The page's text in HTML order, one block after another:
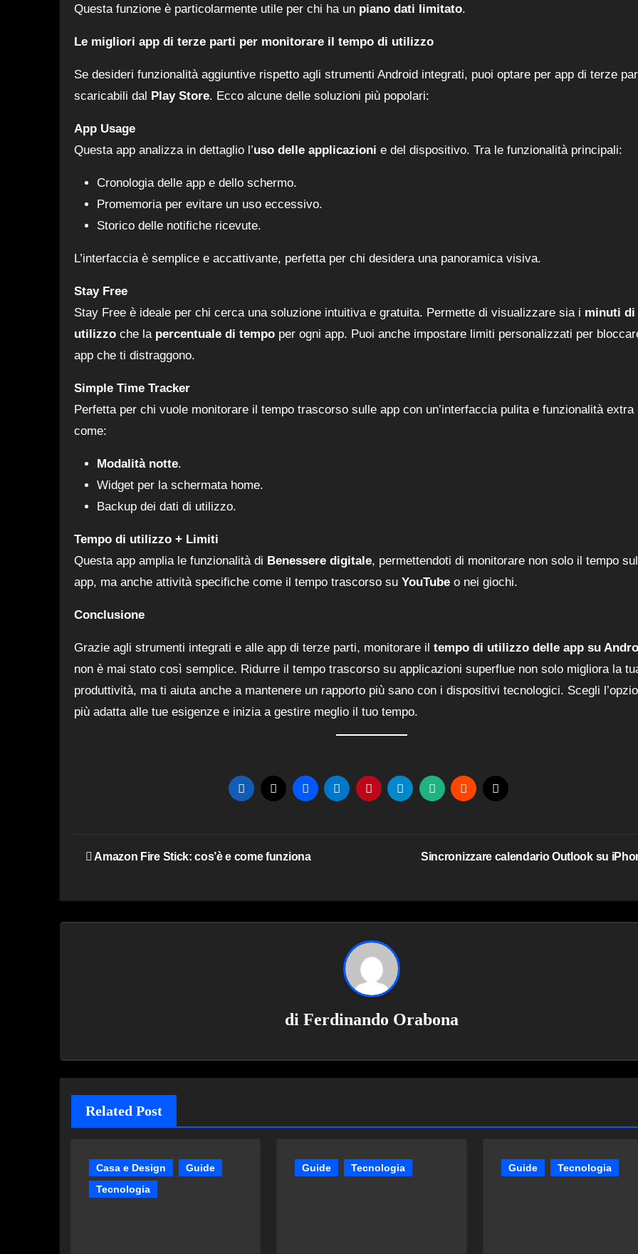
Questa funzione è particolarmente utile per chi ha un piano dati limitato.
Le migliori app di terze parti per monitorare il tempo di utilizzo
Se desideri funzionalità aggiuntive rispetto agli strumenti Android integrati, puoi optare per app di terze
scaricabili dal Play Store. Ecco alcune delle soluzioni più popolari:
App Usage
Questa app analizza in dettaglio l’uso delle applicazioni e del dispositivo. Tra le funzionalità principali:
Cronologia delle app e dello schermo.
Promemoria per evitare un uso eccessivo.
Storico delle notifiche ricevute.
L’interfaccia è semplice e accattivante, perfetta per chi desidera una panoramica visiva.
Stay Free
Stay Free è ideale per chi cerca una soluzione intuitiva e gratuita. Permette di visualizzare sia i minuti di
utilizzo che la percentuale di tempo per ogni app. Puoi anche impostare limiti personalizzati per
app che ti distraggono.
Simple Time Tracker
Perfetta per chi vuole monitorare il tempo trascorso sulle app con un’interfaccia pulita e funzionalità extra
come:
Modalità notte.
Widget per la schermata home.
Backup dei dati di utilizzo.
Tempo di utilizzo + Limiti
Questa app amplia le funzionalità di Benessere digitale, permettendoti di monitorare non solo il tempo
app, ma anche attività specifiche come il tempo trascorso su YouTube o nei giochi.
Conclusione
Grazie agli strumenti integrati e alle app di terze parti, monitorare il tempo di utilizzo delle app su
non è mai stato così semplice. Ridurre il tempo trascorso su applicazioni superflue non solo migliora la
produttività, ma ti aiuta anche a mantenere un rapporto più sano con i dispositivi tecnologici. Scegli
più adatta alle tue esigenze e inizia a gestire meglio il tuo tempo.
Navigazione
Amazon Fire Stick: cos’è e come funziona Sincronizzare calendario Outlook su
di Ferdinando Orabona
Related Post
Casa e Design
Guide
Tecnologia
Guide Tecnologia Guide Tecnologia